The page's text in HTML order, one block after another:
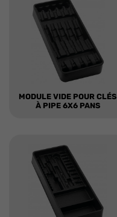
MODULE VIDE POUR CLÉS
À PIPE 6X6 PANS